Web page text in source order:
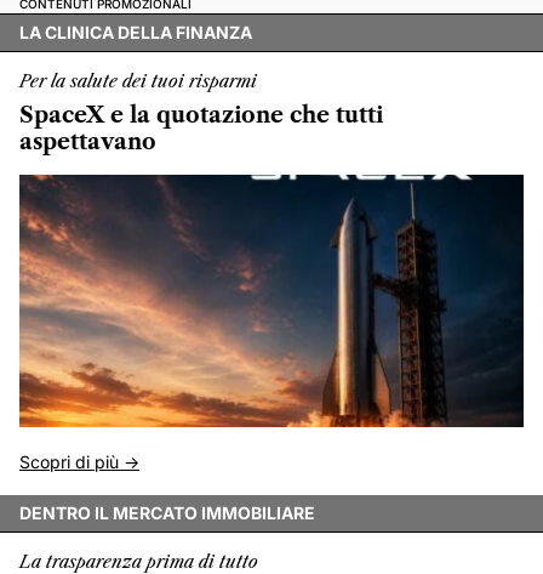
CONTENUTI PROMOZIONALI
LA CLINICA DELLA FINANZA
Per la salute dei tuoi risparmi
SpaceX e la quotazione che tutti
aspettavano
Scopri di più ->
DENTRO IL MERCATO IMMOBILIARE
La trasparenza prima di tutto